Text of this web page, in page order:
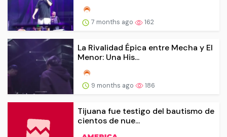
7 months ago 162
La Rivalidad Épica entre Mecha y El
Menor: Una His...
9 months ago 186
Tijuana fue testigo del bautismo de
cientos de nue...